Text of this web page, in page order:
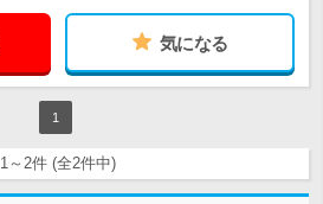
気になる
1
1～2件 (全2件中)